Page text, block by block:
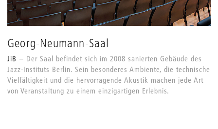
Georg-Neumann-Saal
JiB
Der Saal befindet sich im 2008 sanierten Gebäude des
Jazz-Instituts Berlin. Sein besonderes Ambiente, die technische
Vielfältigkeit und die hervorragende Akustik machen jede Art
von Veranstaltung zu einem einzigartigen Erlebnis.